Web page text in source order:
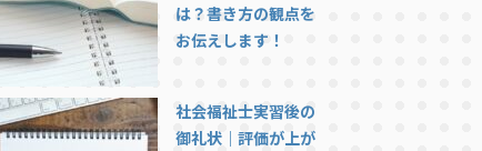
は？書き方の観点を
お伝えします！
社会福祉士実習後の
御礼状｜評価が上が